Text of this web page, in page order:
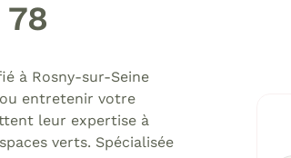
vous désinscrire
à Rosny-sur-Seine
entretenir votre
leur expertise à
verts. Spécialisée